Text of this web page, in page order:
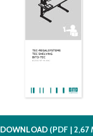
DOWNLOAD (PDF | 2,67